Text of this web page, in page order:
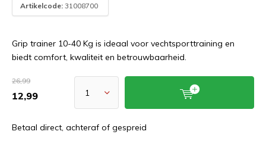
Artikelcode: 31008700
Grip trainer 10-40 Kg is ideaal voor vechtsporttraining en
biedt comfort, kwaliteit en betrouwbaarheid.
26,99
12,99
Betaal direct, achteraf of gespreid